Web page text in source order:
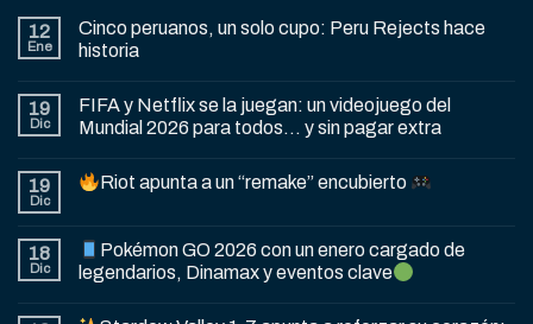
12
Ene
Cinco peruanos, un solo cupo: Peru Rejects hace
historia
19
Dic
FIFA y Netflix se la juegan: un videojuego del
Mundial 2026 para todos… y sin pagar extra
19
Dic
Riot apunta a un “remake” encubierto
18
Dic
Pokémon GO 2026 con un enero cargado de
legendarios, Dinamax y eventos clave